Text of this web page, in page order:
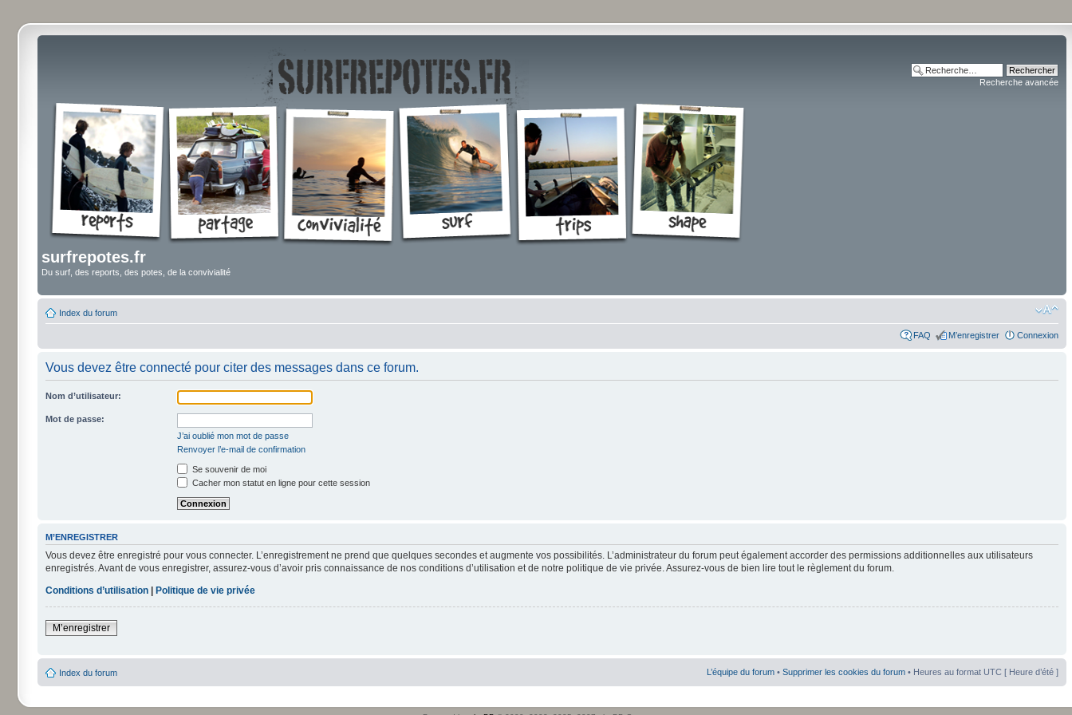
surfrepotes.fr
Du surf, des reports, des potes, de la convivialité
Recherche avancée
Index du forum
FAQ M’enregistrer Connexion
Vous devez être connecté pour citer des messages dans ce forum.
Nom d’utilisateur:
Mot de passe:
J’ai oublié mon mot de passe
Renvoyer l’e-mail de confirmation
Se souvenir de moi
Cacher mon statut en ligne pour cette session
M’ENREGISTRER
Vous devez être enregistré pour vous connecter. L’enregistrement ne prend que quelques secondes et augmente vos possibilités. L’administrateur du forum peut également accorder des permissions additionnelles aux utilisateurs
enregistrés. Avant de vous enregistrer, assurez-vous d’avoir pris connaissance de nos conditions d’utilisation et de notre politique de vie privée. Assurez-vous de bien lire tout le règlement du forum.
Conditions d’utilisation
Politique de vie privée
M’enregistrer
Index du forum L’équipe du forum • Supprimer les cookies du forum • Heures au format UTC [ Heure d’été ]